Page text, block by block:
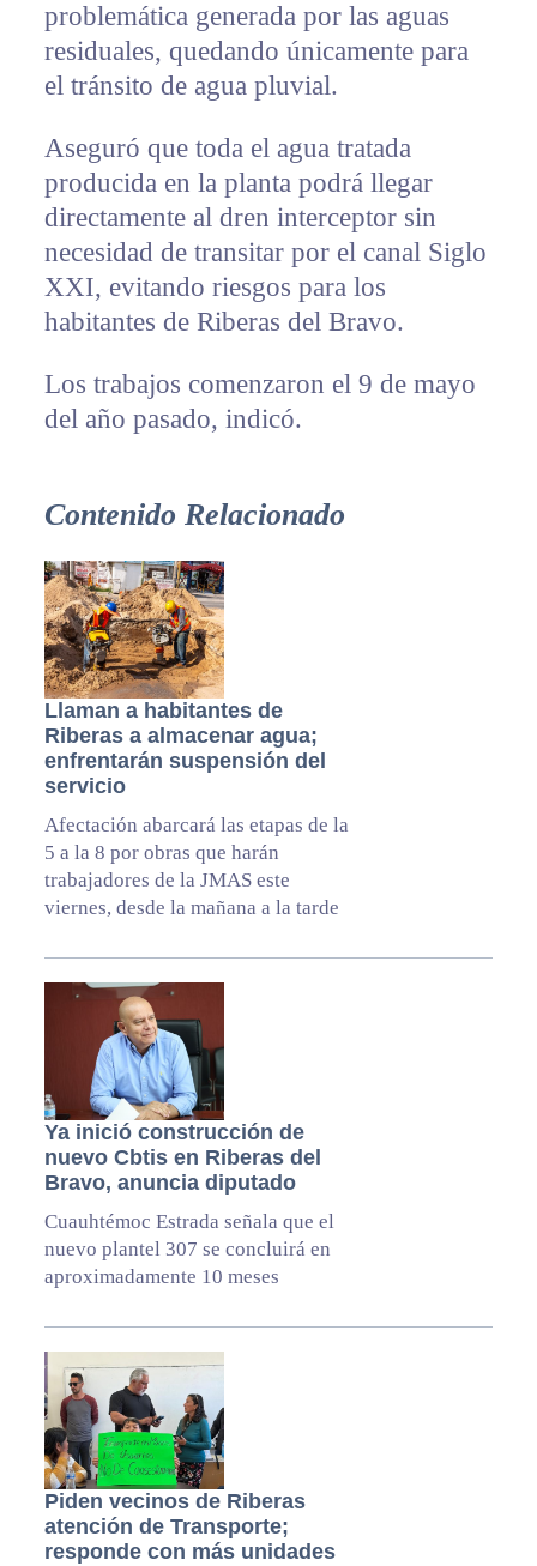
problemática generada por las aguas
residuales, quedando únicamente para
el tránsito de agua pluvial.
Aseguró que toda el agua tratada
producida en la planta podrá llegar
directamente al dren interceptor sin
necesidad de transitar por el canal Siglo
XXI, evitando riesgos para los
habitantes de Riberas del Bravo.
Los trabajos comenzaron el 9 de mayo
del año pasado, indicó.
Contenido Relacionado
Llaman a habitantes de
Riberas a almacenar agua;
enfrentarán suspensión del
servicio
Afectación abarcará las etapas de la
5 a la 8 por obras que harán
trabajadores de la JMAS este
viernes, desde la mañana a la tarde
Ya inició construcción de
nuevo Cbtis en Riberas del
Bravo, anuncia diputado
Cuauhtémoc Estrada señala que el
nuevo plantel 307 se concluirá en
aproximadamente 10 meses
Piden vecinos de Riberas
atención de Transporte;
responde con más unidades